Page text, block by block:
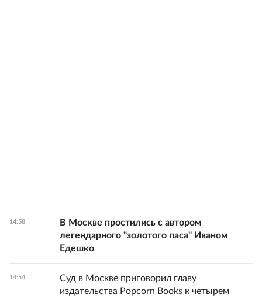
14:58
В Москве простились с автором
легендарного "золотого паса" Иваном
Едешко
14:54
Суд в Москве приговорил главу
издательства Popcorn Books к четырем